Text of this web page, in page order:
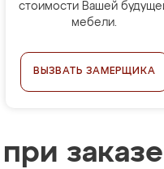
стоимости Вашей
мебели.
ВЫЗВАТЬ ЗАМЕРЩИКА